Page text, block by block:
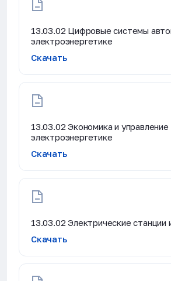
13.03.02 Цифровые системы
электроэнергетике
Скачать
13.03.02 Экономика и управление
электроэнергетике
Скачать
13.03.02 Электрические станции
Скачать